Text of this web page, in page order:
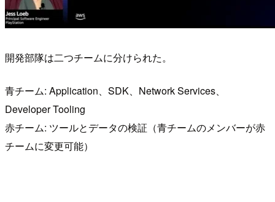
開発部隊は二つチームに分けられた。
青チーム: Application、SDK、Network Services、
Developer Tooling
赤チーム: ツールとデータの検証（青チームのメンバーが赤
チームに変更可能）